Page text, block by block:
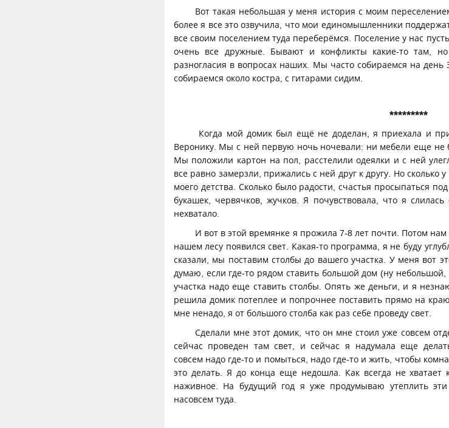
Вот такая небольшая у меня история с моим
более я все это озвучила, что мои единомышленники
все своим поселением туда переберёмся. Поселение у нас
очень все дружные. Бывают и конфликты какие-то там,
разногласия в вопросах наших. Мы часто собираемся на
собираемся около костра, с гитарами сидим.
*********
Когда мой домик был ещё не доделан, я приехала и
Веронику. Мы с ней первую ночь ночевали: ни мебели еще не
Мы положили картон на пол, расстелили одеялки и с ней
все равно замерзли, прижались с ней друг к другу. Но сколько
моего детства. Сколько было радости, счастья просыпаться
букашек, червячков, жучков. Я почувствовала, что я
нехватало.
И вот в этой времянке я прожила 7-8 лет почти. Потом
нашем лесу появился свет. Какая-то программа, я не буду
сказали, мы поставим столбы до вашего участка. У меня вот
думаю, если где-то рядом ставить большой дом (ну
участка надо еще ставить столбы. Опять же деньги, и я
решила домик потеплее и попрочнее поставить прямо на
мне ненадо, я от большого столба как раз себе проведу свет.
Сделали мне этот домик, что он мне стоил уже совсем
сейчас проведен там свет, и сейчас я надумала еще
совсем надо где-то и помыться, надо где-то и жить, чтобы
это делать. Я до конца еще недошла. Как всегда не хватает
наживное. На будущий год я уже продумываю утеплить
насовсем туда.